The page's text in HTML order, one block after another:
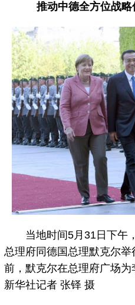
推动中德全方位战
当地时间5月31日下午
总理府同德国总理默克尔
前，默克尔在总理府广场为
新华社记者 张铎 摄